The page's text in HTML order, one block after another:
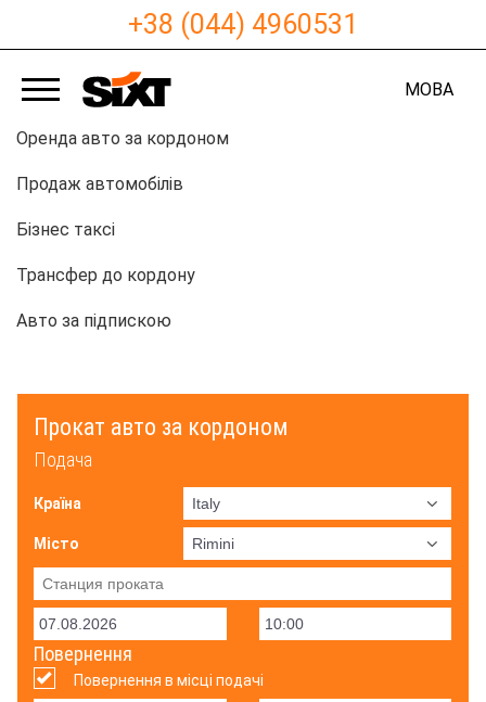
+38 (044) 4960531
МОВА
Оренда авто за кордоном
Продаж автомобілів
Бізнес таксі
Трансфер до кордону
Авто за підпискою
Прокат авто за кордоном
Подача
Країна
Місто
Повернення
Повернення в місці подачі